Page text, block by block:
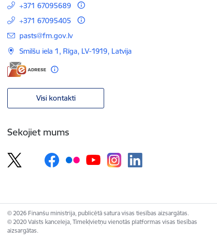
+371 67095689
+371 67095405
E-pasts:
pasts@fm.gov.lv
Smilšu iela 1, Rīga, LV-1919, Latvija
Visi kontakti
Sekojiet mums
© 2026 Finanšu ministrija, publicētā satura visas tiesības aizsargātas.
© 2020 Valsts kanceleja, Tīmekļvietņu vienotās platformas visas tiesības
aizsargātas.